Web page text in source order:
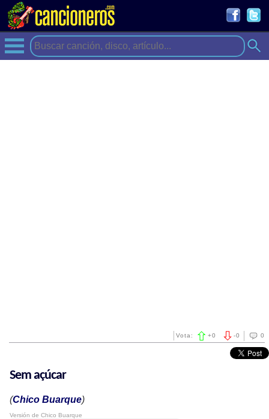
0
-0
Vota: +0
Sem açúcar
(Chico Buarque)
Versión de Chico Buarque